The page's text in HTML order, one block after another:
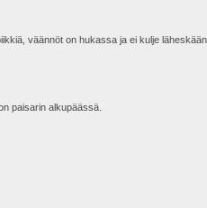
väännöt on hukassa ja ei kulje
paisarin alkupäässä.